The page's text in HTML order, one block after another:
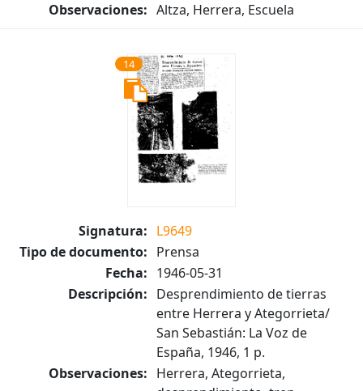
Observaciones: Altza, Herrera, Escuela
14
Signatura: L9649
Tipo de documento: Prensa
Fecha: 1946-05-31
Descripción: Desprendimiento de tierras
entre Herrera y Ategorrieta/
San Sebastián: La Voz de
España, 1946, 1 p.
Observaciones: Herrera, Ategorrieta,